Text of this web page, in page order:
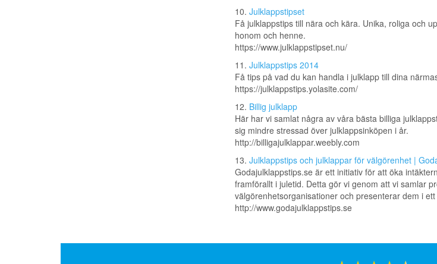
10. Julklappstipset
Få julklappstips till nära och kära. Unika, roliga och
honom och henne.
https://www.julklappstipset.nu/
11. Julklappstips 2014
Få tips på vad du kan handla i julklapp till dina
https://julklappstips.yolasite.com/
12. Billig julklapp
Här har vi samlat några av våra bästa billiga
sig mindre stressad över julklappsinköpen i år.
http://billigajulklappar.weebly.com
13. Julklappstips och julklappar för välgörenhet |
Godajulklappstips.se är ett initiativ för att öka
framförallt i juletid. Detta gör vi genom att vi samlar
välgörenhetsorganisationer och presenterar dem i
http://www.godajulklappstips.se